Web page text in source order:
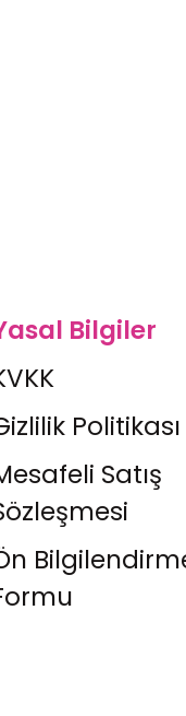
Bilgiler
Politikası
Satış